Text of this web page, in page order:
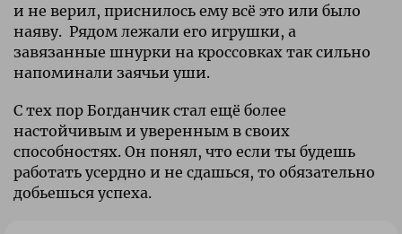
и не верил, приснилось ему всё это или было
наяву. Рядом лежали его игрушки, а
завязанные шнурки на кроссовках так сильно
напоминали заячьи уши.
С тех пор Богданчик стал ещё более
настойчивым и уверенным в своих
способностях. Он понял, что если ты будешь
работать усердно и не сдашься, то обязательно
добьешься успеха.